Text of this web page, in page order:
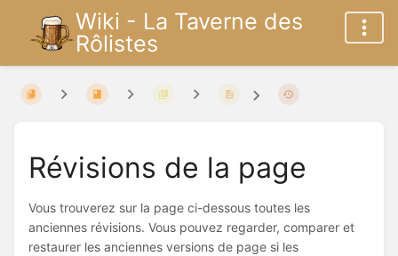
Wiki - La Taverne des
Rôlistes
Révisions de la page
Vous trouverez sur la page ci-dessous toutes les
anciennes révisions. Vous pouvez regarder, comparer et
restaurer les anciennes versions de page si les